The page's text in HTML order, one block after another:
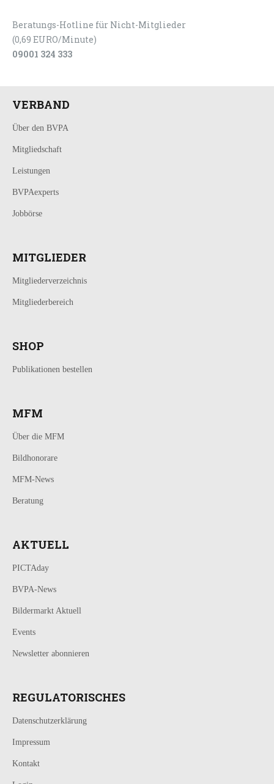
Beratungs-Hotline für Nicht-Mitglieder
(0,69 EURO/Minute)
09001 324 333
VERBAND
Über den BVPA
Mitgliedschaft
Leistungen
BVPAexperts
Jobbörse
MITGLIEDER
Mitgliederverzeichnis
Mitgliederbereich
SHOP
Publikationen bestellen
MFM
Über die MFM
Bildhonorare
MFM-News
Beratung
AKTUELL
PICTAday
BVPA-News
Bildermarkt Aktuell
Events
Newsletter abonnieren
REGULATORISCHES
Datenschutzerklärung
Impressum
Kontakt